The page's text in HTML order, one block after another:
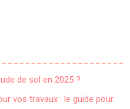
de sol en 2025 ?
vos travaux : le guide pour